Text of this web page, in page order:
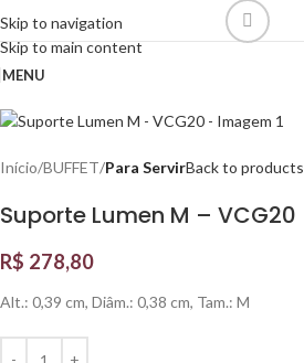
Skip to navigation
Skip to main content
MENU
Início BUFFET Para ServirBack to products
Suporte Lumen M – VCG20
R$ 278,80
Alt.: 0,39 cm, Diâm.: 0,38 cm, Tam.: M